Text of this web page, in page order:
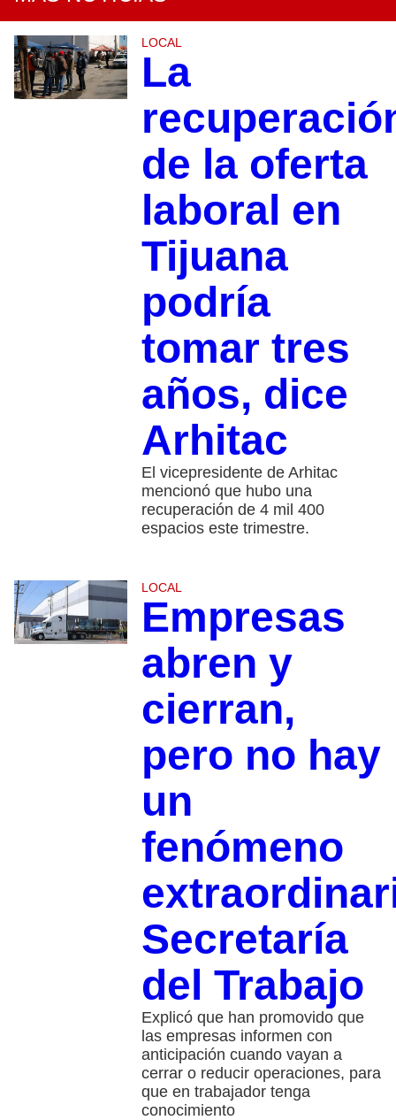
LOCAL
La
de la oferta
laboral en
Tijuana
podría
tomar tres
años, dice
Arhitac
El vicepresidente de Arhitac
mencionó que hubo una
recuperación de 4 mil 400
espacios este trimestre.
LOCAL
Empresas
abren y
cierran,
pero no hay
un
fenómeno
Secretaría
del Trabajo
Explicó que han promovido que
las empresas informen con
anticipación cuando vayan a
cerrar o reducir operaciones, para
que en trabajador tenga
conocimiento